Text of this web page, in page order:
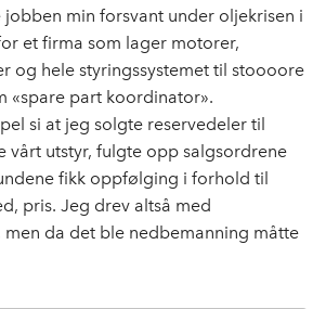
min forsvant under oljekrisen i
et firma som lager motorer,
og hele styringssystemet til stoooore
«spare part koordinator».
si at jeg solgte reservedeler til
vårt utstyr, fulgte opp salgsordrene
fikk oppfølging i forhold til
pris. Jeg drev altså med
da det ble nedbemanning måtte